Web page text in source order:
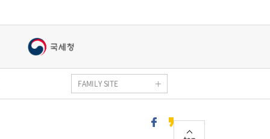
FAMILY SITE